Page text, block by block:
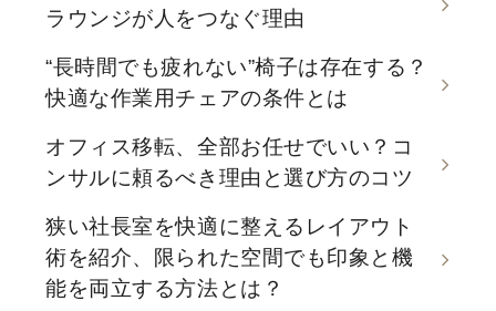
ラウンジが人をつなぐ理由
“長時間でも疲れない”椅子は存在する？
快適な作業用チェアの条件とは
オフィス移転、全部お任せでいい？コ
ンサルに頼るべき理由と選び方のコツ
狭い社長室を快適に整えるレイアウト
術を紹介、限られた空間でも印象と機
能を両立する方法とは？